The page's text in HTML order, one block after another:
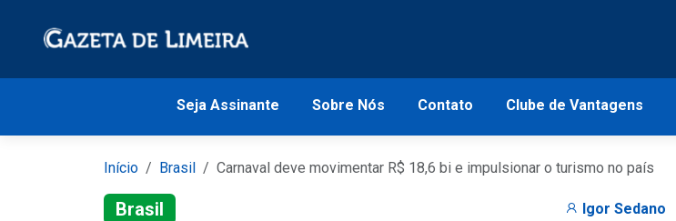
Seja Assinante Sobre Nós Contato Clube de Vantagens
Início Brasil Carnaval deve movimentar R$ 18,6 bi e impulsionar o turismo no país
Brasil Igor Sedano